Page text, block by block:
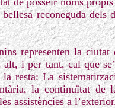
reconeguda dels
representen la
i per tant, cal que
resta: La
la continuïtat de
assistències a